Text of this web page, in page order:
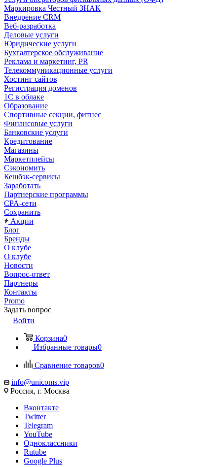
Маркировка Честный ЗНАК
Внедрение CRM
Веб-разработка
Деловые услуги
Юридические услуги
Бухгалтерское обслуживание
Реклама и маркетинг, PR
Телекоммуникационные услуги
Хостинг сайтов
Регистрация доменов
1С в облаке
Образование
Спортивные секции, фитнес
Финансовые услуги
Банковские услуги
Кредитование
Магазины
Маркетплейсы
Сэкономить
Кешбэк-сервисы
Заработать
Партнерские программы
CPA-сети
Сохранить
Акции
Блог
Бренды
О клубе
О клубе
Новости
Вопрос-ответ
Партнеры
Контакты
Promo
Задать вопрос
Войти
Корзина0
Избранные товары0
Сравнение товаров0
info@unicoms.vip
Россия, г. Москва
Вконтакте
Twitter
Telegram
YouTube
Одноклассники
Rutube
Google Plus